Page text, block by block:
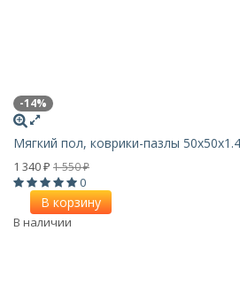
-14%
Мягкий пол, коврики-пазлы
1 340 ₽ 1 550₽
0
В корзину
В наличии